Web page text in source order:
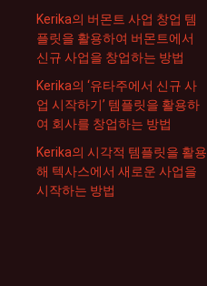
Kerika의 버몬트 사업 창업 템
플릿을 활용하여 버몬트에서
신규 사업을 창업하는 방법
Kerika의 ‘유타주에서 신규 사
업 시작하기’ 템플릿을 활용하
여 회사를 창업하는 방법
Kerika의 시각적 템플릿을 활용
해 텍사스에서 새로운 사업을
시작하는 방법